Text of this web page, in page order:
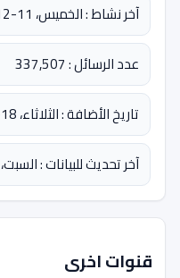
آخر نشاط : الخميس، 11-12-2025 08:34 مساءً
عدد الرسائل : 337,507
تاريخ الأضافة : الثلاثاء، 18-02-2020
آخر تحديث للبيانات : السبت، 21-02-2026 12:04:08 صباحاً
قنوات اخرى